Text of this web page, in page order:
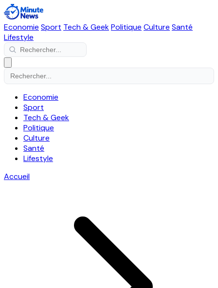
Economie Sport Tech & GeekPolitique Culture Santé
Lifestyle
Economie
Sport
Tech & Geek
Politique
Culture
Santé
Lifestyle
Accueil